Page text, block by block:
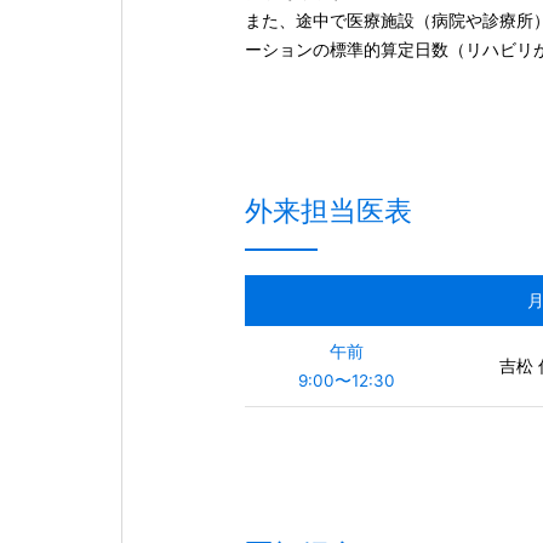
また、途中で医療施設（病院や診療
ーションの標準的算定日数（リハビ
外来担当医表
月
午前
9:00〜12:30
吉松